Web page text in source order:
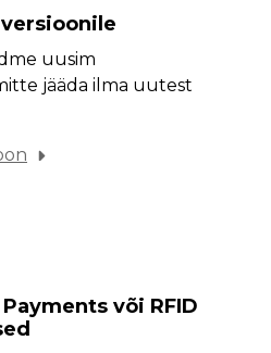
uusim
jääda ilma uutest
või RFID